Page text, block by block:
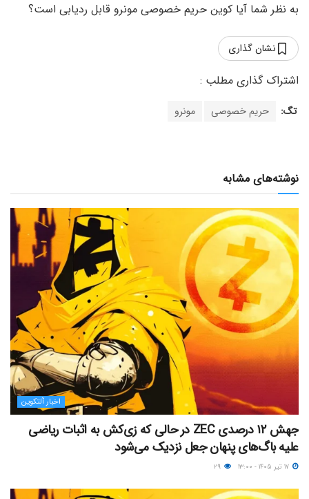
به نظر شما آیا کوین حریم خصوصی مونرو قابل ردیابی است؟
نشان گذاری
تگ: حریم خصوصی مونرو
نوشته‌های مشابه
اخبار آلتکوین
جهش ۱۲ درصدی ZEC در حالی که زی‌کش به اثبات ریاضی
علیه باگ‌های پنهان جعل نزدیک می‌شود